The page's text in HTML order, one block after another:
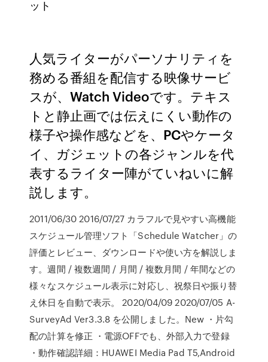
ット
人気ライターがパーソナリティを
務める番組を配信する映像サービ
スが、Watch Videoです。テキス
トと静止画では伝えにくい動作の
様子や操作感などを、PCやケータ
イ、ガジェットの各ジャンルを代
表するライター陣がていねいに解
説します。
2011/06/30 2016/07/27 カラフルで見やすい高機能
スケジュール管理ソフト「Schedule Watcher」の
評価とレビュー、ダウンロードや使い方を解説しま
す。週間 / 複数週間 / 月間 / 複数月間 / 年間などの
様々なスケジュール表示に対応し、祝祭日や振り替
え休日を自動で表示。 2020/04/09 2020/07/05 A-
SurveyAd Ver3.3.8 を公開しました。New ・片勾
配の計算を修正 ・電源OFFでも、外部入力で登録
・動作確認詳細：HUAWEI Media Pad T5,Android